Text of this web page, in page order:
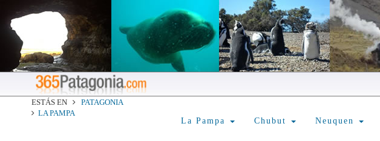
ESTÁS EN
PATAGONIA
LA PAMPA
La Pampa
Chubut Neuquen